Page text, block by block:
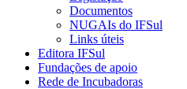
Documentos
NUGAIs do IFSul
Links úteis
Editora IFSul
Fundações de apoio
Rede de Incubadoras